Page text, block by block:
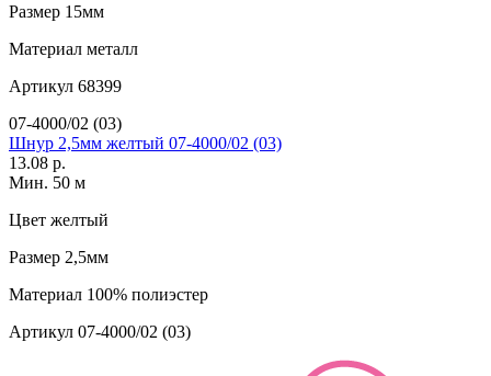
Размер 15мм
Материал металл
Артикул 68399
07-4000/02 (03)
Шнур 2,5мм желтый 07-4000/02 (03)
13.08 р.
Мин. 50 м
Цвет желтый
Размер 2,5мм
Материал 100% полиэстер
Артикул 07-4000/02 (03)